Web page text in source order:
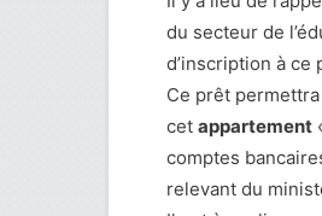
du secteur de
d’inscription à ce
Ce prêt
cet appartement
comptes
relevant du